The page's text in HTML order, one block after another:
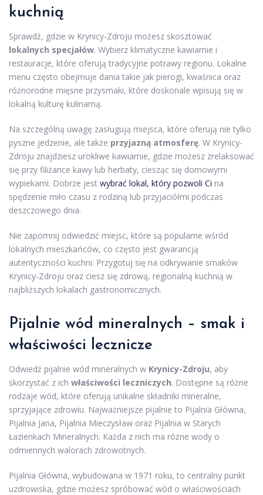
kuchnią
Sprawdź, gdzie w Krynicy-Zdroju możesz skosztować
lokalnych specjałów. Wybierz klimatyczne kawiarnie i
restauracje, które oferują tradycyjne potrawy regionu. Lokalne
menu często obejmuje dania takie jak pierogi, kwaśnica oraz
różnorodne mięsne przysmaki, które doskonale wpisują się w
lokalną kulturę kulinarną.
Na szczególną uwagę zasługują miejsca, które oferują nie tylko
pyszne jedzenie, ale także przyjazną atmosferę. W Krynicy-
Zdroju znajdziesz urokliwe kawiarnie, gdzie możesz zrelaksować
się przy filiżance kawy lub herbaty, ciesząc się domowymi
wypiekami. Dobrze jest wybrać lokal, który pozwoli Ci na
spędzenie miło czasu z rodziną lub przyjaciółmi podczas
deszczowego dnia.
Nie zapomnij odwiedzić miejsc, które są popularne wśród
lokalnych mieszkańców, co często jest gwarancją
autentyczności kuchni. Przygotuj się na odkrywanie smaków
Krynicy-Zdroju oraz ciesz się zdrową, regionalną kuchnią w
najbliższych lokalach gastronomicznych.
Pijalnie wód mineralnych – smak i
właściwości lecznicze
Odwiedź pijalnie wód mineralnych w Krynicy-Zdroju, aby
skorzystać z ich właściwości leczniczych. Dostępne są różne
rodzaje wód, które oferują unikalne składniki mineralne,
sprzyjające zdrowiu. Najważniejsze pijalnie to Pijalnia Główna,
Pijalnia Jana, Pijalnia Mieczysław oraz Pijalnia w Starych
Łazienkach Mineralnych. Każda z nich ma różne wody o
odmiennych walorach zdrowotnych.
Pijalnia Główna, wybudowana w 1971 roku, to centralny punkt
uzdrowiska, gdzie możesz spróbować wód o właściwościach